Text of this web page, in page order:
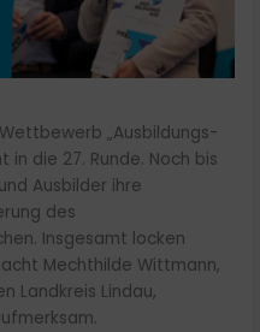
„Ausbildungs-
die 27. Runde. Noch bis
Ausbilder ihre
des
Insgesamt locken
Mechthilde Wittmann,
Landkreis Lindau,